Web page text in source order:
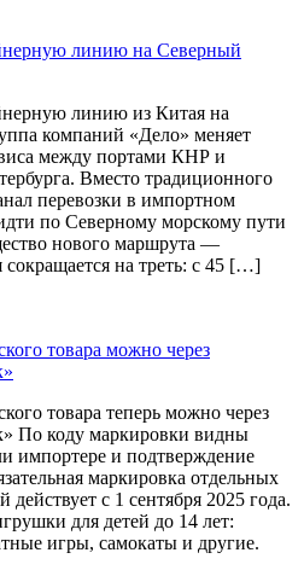
линию на Северный
линию из Китая на
компаний «Дело» меняет
между портами КНР и
Вместо традиционного
перевозки в импортном
по Северному морскому пути
нового маршрута —
сокращается на треть: с 45 […]
товара можно через
товара теперь можно через
По коду маркировки видны
импортере и подтверждение
маркировка отдельных
действует с 1 сентября 2025 года.
для детей до 14 лет:
игры, самокаты и другие.